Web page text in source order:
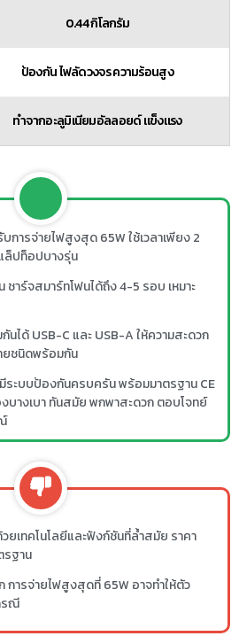
0.44 กิโลกรัม
ป้องกัน ไฟลัดวงจร ความร้อนสูง
ทำจากอะลูมิเนียมอัลลอยด์ แข็งแรง
การจ่ายไฟสูงสุด 65W ใช้เวลาเพียง 2
ล็ปท็อปบางรุ่น
ชาร์จสมาร์ทโฟนได้ถึง 4-5 รอบ เหมาะ
ได้ USB-C และ USB-A ให้ความสะดวก
ยชนิดพร้อมกัน
ระบบป้องกันครบครัน พร้อมมาตรฐาน CE
บางเบา ทันสมัย พกพาสะดวก ตอบโจทย์
ยเทคโนโลยีและฟังก์ชันที่ล้ำสมัย ราคา
รฐาน
การจ่ายไฟสูงสุดที่ 65W อาจทำให้ตัว
รณี